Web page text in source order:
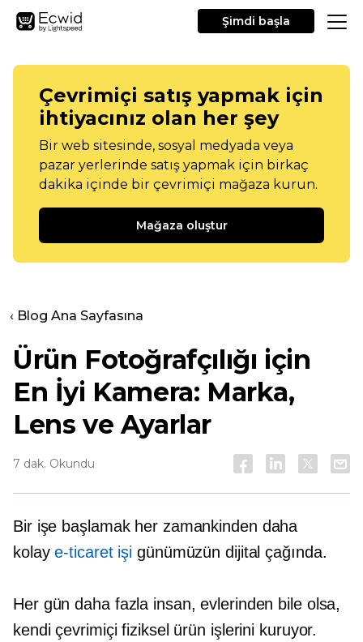
Şimdi başla
Çevrimiçi satış yapmak için
ihtiyacınız olan her şey
Bir web sitesinde, sosyal medyada veya
pazar yerlerinde satış yapmak için birkaç
dakika içinde bir çevrimiçi mağaza kurun.
Mağaza oluştur
‹ Blog Ana Sayfasına
Ürün Fotoğrafçılığı için
En İyi Kamera: Marka,
Lens ve Ayarlar
7 dak. Okundu
Bir işe başlamak her zamankinden daha
kolaye-ticaret işi günümüzün dijital çağında.
Her gün daha fazla insan, evlerinden bile olsa,
kendi çevrimiçi fiziksel ürün işlerini kuruyor.